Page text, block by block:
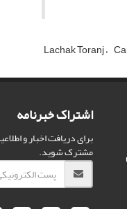
Lachak Toranj
اشتراک خبرنامه
برای دریافت اخبار و
مشترک شوید.